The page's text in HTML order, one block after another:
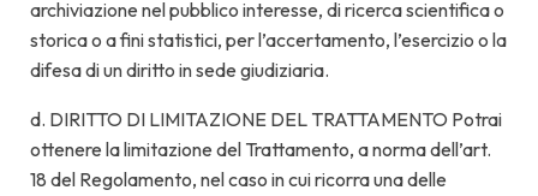
archiviazione nel pubblico interesse, di ricerca scientifica o
storica o a fini statistici, per l’accertamento, l’esercizio o la
difesa di un diritto in sede giudiziaria.
d. DIRITTO DI LIMITAZIONE DEL TRATTAMENTO Potrai
ottenere la limitazione del Trattamento, a norma dell’art.
18 del Regolamento, nel caso in cui ricorra una delle